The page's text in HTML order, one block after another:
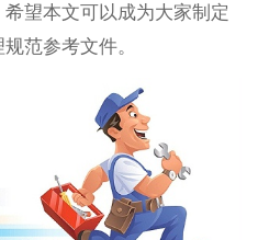
望本文可以成为大家制定
范参考文件。